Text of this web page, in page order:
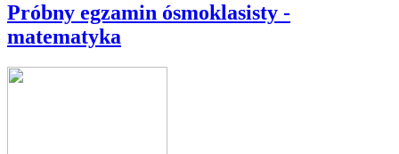
Próbny egzamin ósmoklasisty -
matematyka